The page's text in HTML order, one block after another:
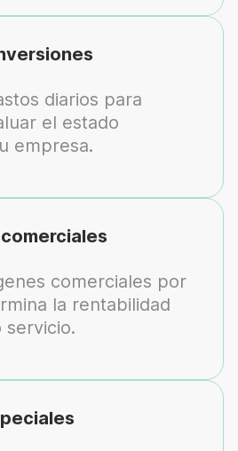
diarios para
el estado
empresa.
comerciales por
la rentabilidad